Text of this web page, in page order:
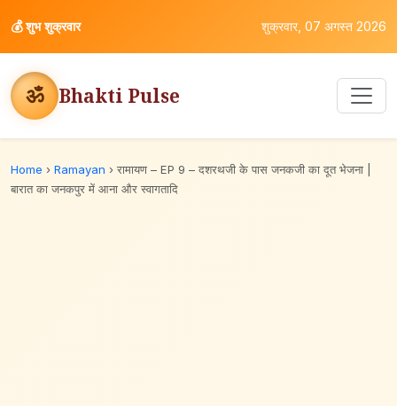
💰शुभ शुक्रवार शुक्रवार, 07 अगस्त 2026
ॐ Bhakti Pulse
Home › Ramayan › रामायण – EP 9 – दशरथजी के पास जनकजी का दूत भेजना |
बारात का जनकपुर में आना और स्वागतादि